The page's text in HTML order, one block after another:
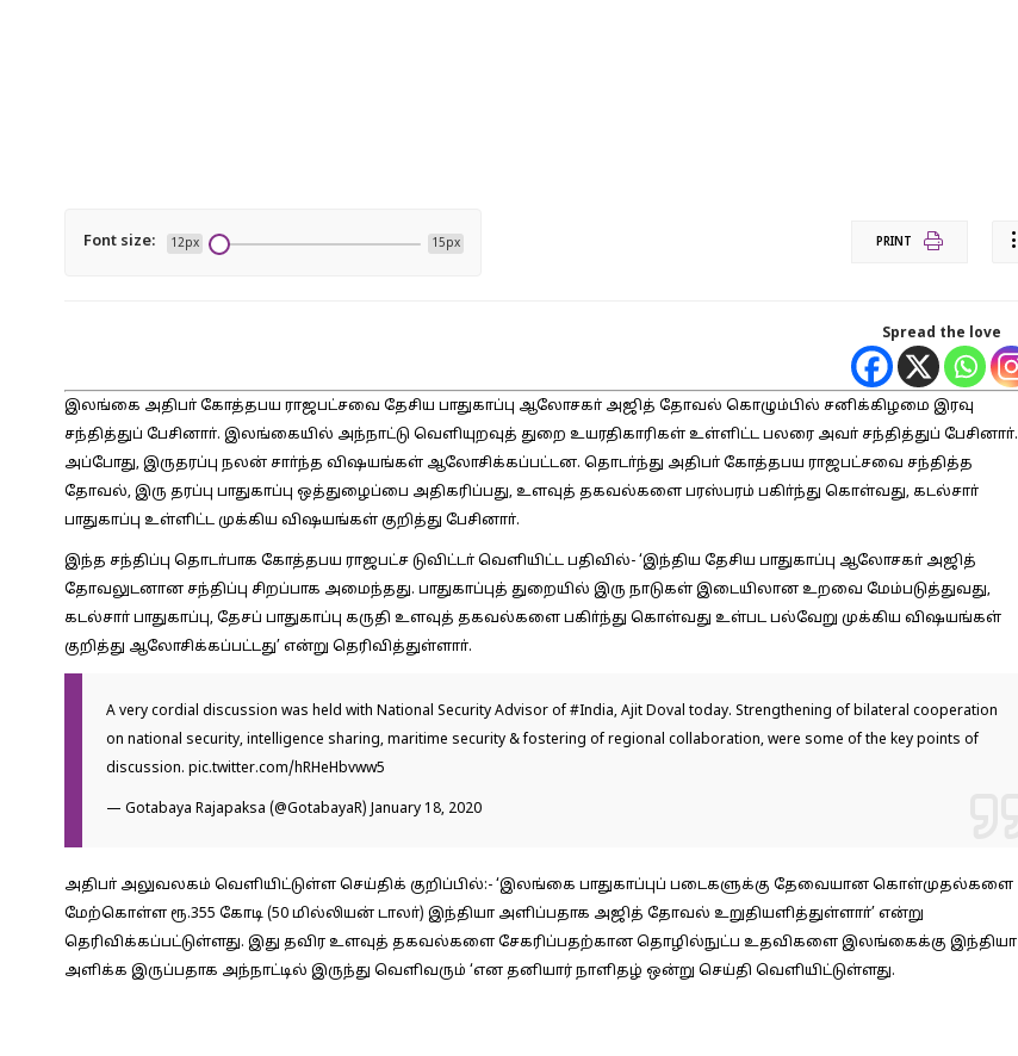
Font size: 12px 15px PRINT
Spread the love
இலங்கை அதிபா் கோத்தபய ராஜபட்சவை தேசிய பாதுகாப்பு ஆலோசகா் அஜித் தோவல் கொழும்பில் சனிக்கிழமை இரவு
சந்தித்துப் பேசினாா். இலங்கையில் அந்நாட்டு வெளியுறவுத் துறை உயரதிகாரிகள் உள்ளிட்ட பலரை அவா் சந்தித்துப் பேசினாா்.
அப்போது, இருதரப்பு நலன் சாா்ந்த விஷயங்கள் ஆலோசிக்கப்பட்டன. தொடா்ந்து அதிபா் கோத்தபய ராஜபட்சவை சந்தித்த
தோவல், இரு தரப்பு பாதுகாப்பு ஒத்துழைப்பை அதிகரிப்பது, உளவுத் தகவல்களை பரஸ்பரம் பகிா்ந்து கொள்வது, கடல்சாா்
பாதுகாப்பு உள்ளிட்ட முக்கிய விஷயங்கள் குறித்து பேசினாா்.
இந்த சந்திப்பு தொடா்பாக கோத்தபய ராஜபட்ச டுவிட்டா் வெளியிட்ட பதிவில்-‘இந்திய தேசிய பாதுகாப்பு ஆலோசகா் அஜித்
தோவலுடனான சந்திப்பு சிறப்பாக அமைந்தது. பாதுகாப்புத் துறையில் இரு நாடுகள் இடையிலான உறவை மேம்படுத்துவது,
கடல்சாா் பாதுகாப்பு, தேசப் பாதுகாப்பு கருதி உளவுத் தகவல்களை பகிா்ந்து கொள்வது உள்பட பல்வேறு முக்கிய விஷயங்கள்
குறித்து ஆலோசிக்கப்பட்டது’ என்று தெரிவித்துள்ளாா்.
A very cordial discussion was held with National Security Advisor of #India, Ajit Doval today. Strengthening of bilateral cooperation
on national security, intelligence sharing, maritime security & fostering of regional collaboration, were some of the key points of
discussion. pic.twitter.com/hRHeHbvww5
— Gotabaya Rajapaksa (@GotabayaR) January 18, 2020
அதிபா் அலுவலகம் வெளியிட்டுள்ள செய்திக் குறிப்பில்:-‘இலங்கை பாதுகாப்புப் படைகளுக்கு தேவையான கொள்முதல்களை
மேற்கொள்ள ரூ.355 கோடி (50 மில்லியன் டாலா்) இந்தியா அளிப்பதாக அஜித் தோவல் உறுதியளித்துள்ளாா்’ என்று
தெரிவிக்கப்பட்டுள்ளது. இது தவிர உளவுத் தகவல்களை சேகரிப்பதற்கான தொழில்நுட்ப உதவிகளை இலங்கைக்கு இந்தியா
அளிக்க இருப்பதாக அந்நாட்டில் இருந்து வெளிவரும் ‘என தனியார் நாளிதழ் ஒன்று செய்தி வெளியிட்டுள்ளது.